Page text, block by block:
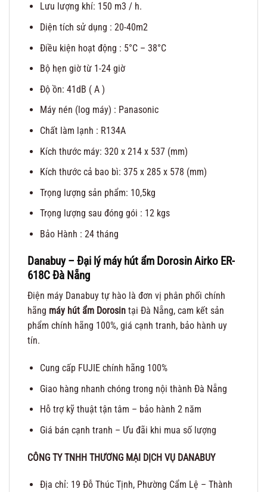
Lưu lượng khí: 150 m3 / h.
Diện tích sử dụng : 20-40m2
Điều kiện hoạt động : 5°C – 38°C
Bộ hẹn giờ từ 1-24 giờ
Độ ồn: 41dB ( A )
Máy nén (log máy) : Panasonic
Chất làm lạnh : R134A
Kích thước máy: 320 x 214 x 537 (mm)
Kích thước cả bao bì: 375 x 285 x 578 (mm)
Trọng lượng sản phẩm: 10,5kg
Trọng lượng sau đóng gói : 12 kgs
Bảo Hành : 24 tháng
Danabuy – Đại lýmáy hút ẩm Dorosin Airko ER-
618CĐà Nẵng
Điện máy Danabuy tự hào là đơn vị phân phối chính
hãng máy hút ẩm Dorosin tại Đà Nẵng, cam kết sản
phẩm chính hãng 100%, giá cạnh tranh, bảo hành uy
tín.
Cung cấp FUJIE chính hãng 100%
Giao hàng nhanh chóng trong nội thành Đà Nẵng
Hỗ trợ kỹ thuật tận tâm – bảo hành 2 năm
Giá bán cạnh tranh – Ưu đãi khi mua số lượng
CÔNG TY TNHH THƯƠNG MẠI DỊCH VỤ DANABUY
Địa chỉ: 19 Đỗ Thúc Tịnh, Phường Cẩm Lệ – Thành